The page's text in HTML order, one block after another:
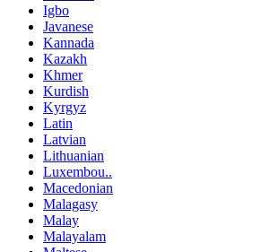
Igbo
Javanese
Kannada
Kazakh
Khmer
Kurdish
Kyrgyz
Latin
Latvian
Lithuanian
Luxembou..
Macedonian
Malagasy
Malay
Malayalam